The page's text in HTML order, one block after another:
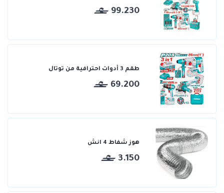
99.230
طقم 3 أدوات احترافية من توتال
69.200
هوز شفاط 4 انش
3.150